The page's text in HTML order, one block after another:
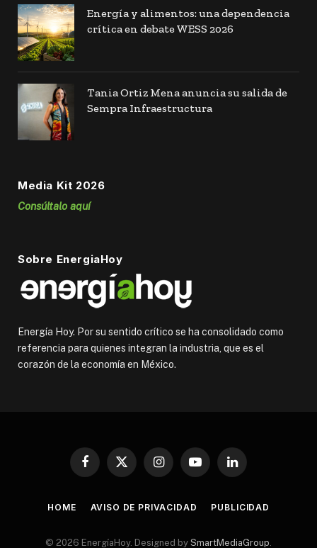
Energía y alimentos: una dependencia
crítica en debate WESS 2026
Tania Ortiz Mena anuncia su salida de
Sempra Infraestructura
Media Kit 2026
Consúltalo aquí
Sobre EnergiaHoy
Energía Hoy. Por su sentido crítico se ha consolidado como
referencia para quienes integran la industria, que es el
corazón de la economía en México.
Facebook
X
InstagramYouTubeLinkedIn
HOME AVISO DE PRIVACIDAD PUBLICIDAD
© 2026 EnergíaHoy. Designed by SmartMediaGroup.